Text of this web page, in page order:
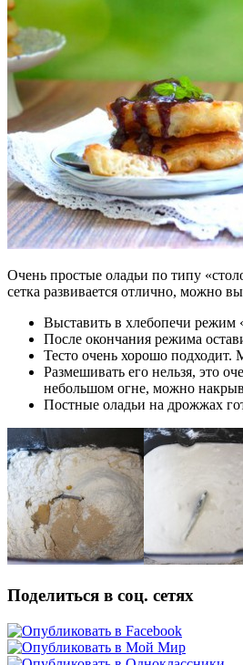
Очень простые оладьи по типу
сетка развивается отлично, можно
Выставить в хлебопечи режим
После окончания режима
Тесто очень хорошо подходит.
Размешивать его нельзя, это
небольшом огне, можно
Постные оладьи на дрожжах
Поделиться в соц. сетях